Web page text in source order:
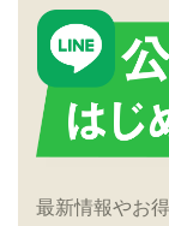
最新情報やお